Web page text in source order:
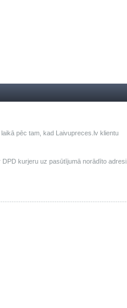
pēc tam, kad Laivupreces.lv klientu
kurjeru uz pasūtījumā norādīto adresi.